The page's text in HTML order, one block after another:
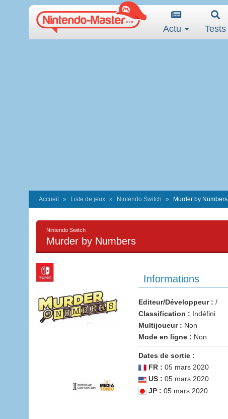
Actu Tests
Accueil Liste de jeux Nintendo Switch Murder by Numbers
Nintendo Switch
Murder by Numbers
Informations
Editeur/Développeur : /
Classification : Indéfini
Multijoueur : Non
Mode en ligne : Non
Dates de sortie :
FR : 05 mars 2020
US : 05 mars 2020
JP : 05 mars 2020